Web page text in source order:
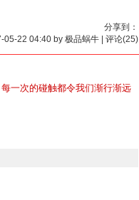
分享到：
05-22 04:40 by 极品蜗牛 | 评论(25)
每一次的碰触都令我们渐行渐远